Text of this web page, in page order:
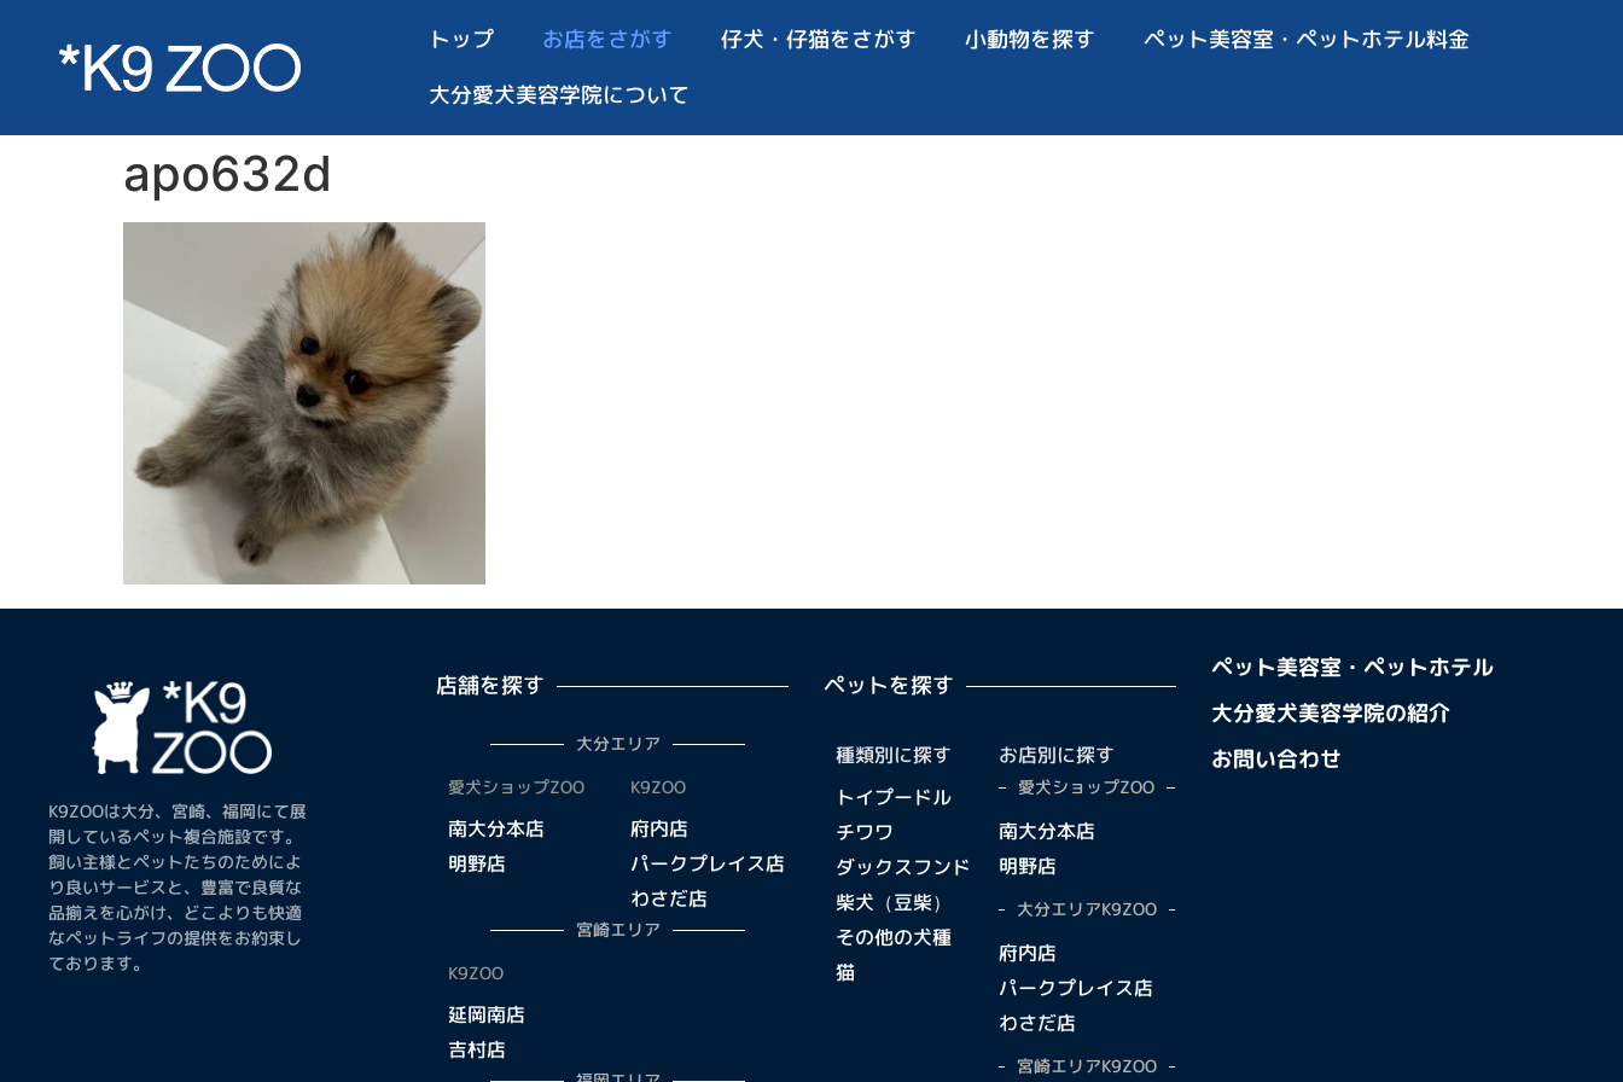
トップ お店をさがす 仔犬・仔猫をさがす 小動物を探す
ペット美容室・ペットホテル料金
大分愛犬美容学院について
apo632d
K9ZOOは大分、宮崎、福岡にて展
開しているペット複合施設です。
飼い主様とペットたちのためによ
り良いサービスと、豊富で良質な
品揃えを心がけ、どこよりも快適
なペットライフの提供をお約束し
ております。
店舗を探す
大分エリア
愛犬ショップZOO
南大分本店
明野店
K9ZOO
府内店
パークプレイス店
わさだ店
宮崎エリア
K9ZOO
延岡南店
吉村店
ペットを探す
種類別に探す
トイプードル
チワワ
ダックスフンド
柴犬（豆柴）
その他の犬種
猫
お店別に探す
愛犬ショップZOO
南大分本店
明野店
大分エリアK9ZOO
府内店
パークプレイス店
わさだ店
宮崎エリアK9ZOO
ペット美容室・ペットホテル
大分愛犬美容学院の紹介
お問い合わせ